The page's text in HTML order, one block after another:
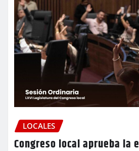
LOCALES
Congreso local aprueba la